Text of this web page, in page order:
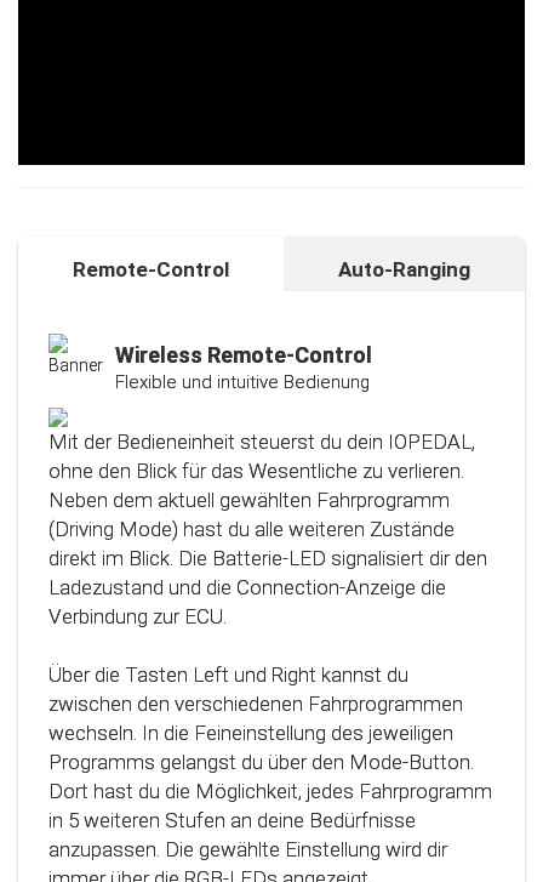
Remote-Control Auto-Ranging
Wireless Remote-Control
Flexible und intuitive Bedienung
Mit der Bedieneinheit steuerst du dein IOPEDAL,
ohne den Blick für das Wesentliche zu verlieren.
Neben dem aktuell gewählten Fahrprogramm
(Driving Mode) hast du alle weiteren Zustände
direkt im Blick. Die Batterie-LED signalisiert dir den
Ladezustand und die Connection-Anzeige die
Verbindung zur ECU.
Über die Tasten Left und Right kannst du
zwischen den verschiedenen Fahrprogrammen
wechseln. In die Feineinstellung des jeweiligen
Programms gelangst du über den Mode-Button.
Dort hast du die Möglichkeit, jedes Fahrprogramm
in 5 weiteren Stufen an deine Bedürfnisse
anzupassen. Die gewählte Einstellung wird dir
Kalibrierungsfunktion
Das Steuergerät (ECU) verfügt über eine
intelligente Kalibrierfunktion. Direkt nach dem
Einbau des IOPEDAL werden alle notwendigen
Informationen des Gaspedals automatisch
analysiert und zu einem optimierten individuellen
Kennfeld verarbeitet. Dadurch werden die
einzelnen Fahrmodi (Fahrprogramme)
automatisch an die Charakteristik des Gaspedals
Technologie werden alle Potenziale deines
Fahrzeuges erkannt und können optimal genutzt
werden.